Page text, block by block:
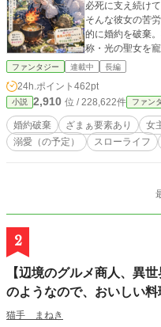
必死に支え続けていた。 しかし、第一王
そんな彼女の苦
的に婚約を破棄
称・光の聖女を
う。 「――これでようやく、息苦しいドレスと書類の山から
トランク一つで
の森」で出会っ
雪狐（ギル）や
（ポポ）など、
った。 エレインが古代精霊語による丁寧な対話と、思いや
に！ 雪狐の極
の精霊が作る絶
都では、精霊た
級食材が腐乱す
わりと国を真綿
ファンタジー 連載中 長編
24h.ポイント 462pt
小説 2,910 位 / 228,622件 ファン
婚約破棄 ざまぁ要素あり 女
溺愛（の予定）
スローライフ
2
【辺境のグルメ商人、異
のようなので、おいしい料
猫手 まねき